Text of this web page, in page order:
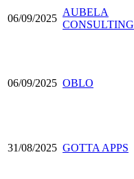
06/09/2025
AUBELA
CONSULTING
06/09/2025 OBLO
31/08/2025 GOTTA APPS